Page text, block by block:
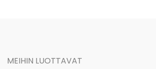
MEIHIN LUOTTAVAT